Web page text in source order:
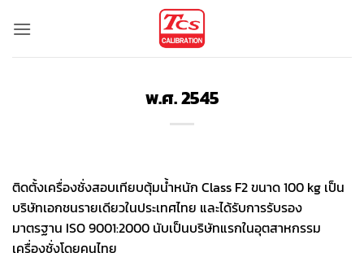
พ.ศ. 2545
ติดตั้งเครื่องชั่งสอบเทียบตุ้มน้ำหนัก Class F2 ขนาด 100 kg เป็น
บริษัทเอกชนรายเดียวในประเทศไทย และได้รับการรับรอง
มาตรฐาน ISO 9001:2000 นับเป็นบริษัทแรกในอุตสาหกรรม
เครื่องชั่งโดยคนไทย